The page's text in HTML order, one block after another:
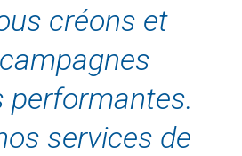
créons et
performantes.
services de